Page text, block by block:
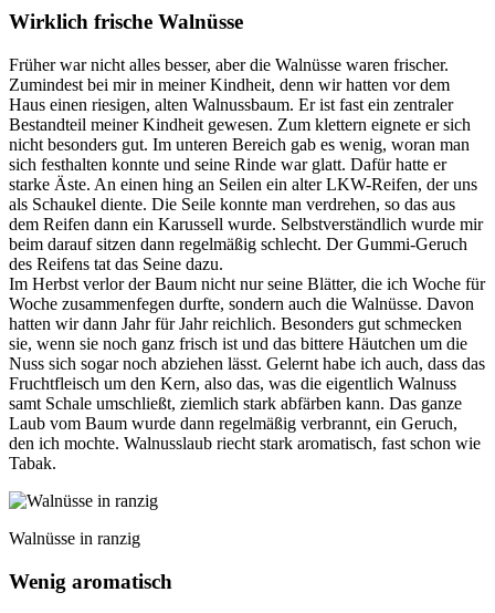
Wirklich frische Walnüsse
Früher war nicht alles besser, aber die Walnüsse waren frischer.
Zumindest bei mir in meiner Kindheit, denn wir hatten vor dem
Haus einen riesigen, alten Walnussbaum. Er ist fast ein zentraler
Bestandteil meiner Kindheit gewesen. Zum klettern eignete er sich
nicht besonders gut. Im unteren Bereich gab es wenig, woran man
sich festhalten konnte und seine Rinde war glatt. Dafür hatte er
starke Äste. An einen hing an Seilen ein alter LKW-Reifen, der uns
als Schaukel diente. Die Seile konnte man verdrehen, so das aus
dem Reifen dann ein Karussell wurde. Selbstverständlich wurde mir
beim darauf sitzen dann regelmäßig schlecht. Der Gummi-Geruch
des Reifens tat das Seine dazu.
Im Herbst verlor der Baum nicht nur seine Blätter, die ich Woche für
Woche zusammenfegen durfte, sondern auch die Walnüsse. Davon
hatten wir dann Jahr für Jahr reichlich. Besonders gut schmecken
sie, wenn sie noch ganz frisch ist und das bittere Häutchen um die
Nuss sich sogar noch abziehen lässt. Gelernt habe ich auch, dass das
Fruchtfleisch um den Kern, also das, was die eigentlich Walnuss
samt Schale umschließt, ziemlich stark abfärben kann. Das ganze
Laub vom Baum wurde dann regelmäßig verbrannt, ein Geruch,
den ich mochte. Walnusslaub riecht stark aromatisch, fast schon wie
Tabak.
Walnüsse in ranzig
Wenig aromatisch